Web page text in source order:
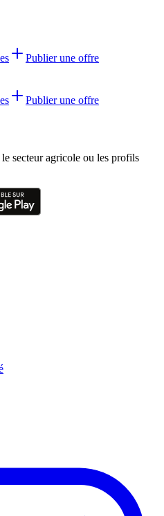
Publier une offre
Publier une offre
secteur agricole ou les profils